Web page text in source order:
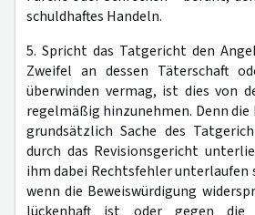
schuldhaftes Handeln.
5. Spricht das Tatgericht den
Zweifel an dessen Täterschaft
überwinden vermag, ist dies von
regelmäßig hinzunehmen. Denn
grundsätzlich Sache des
durch das Revisionsgericht
ihm dabei Rechtsfehler unterlaufen
wenn die Beweiswürdigung
lückenhaft ist oder gegen die